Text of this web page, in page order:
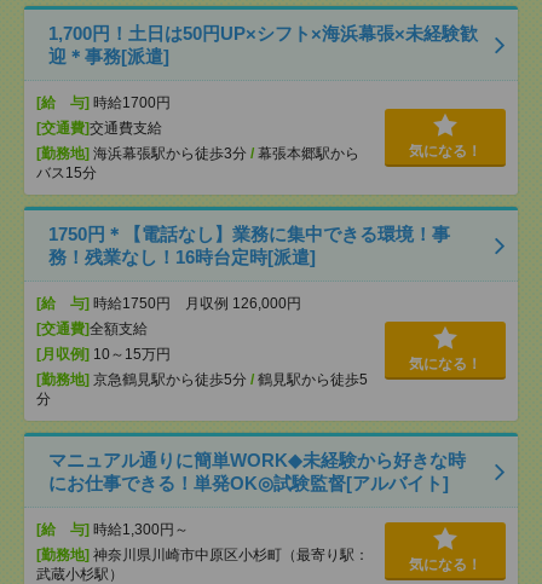
1,700円！土日は50円UP×シフト×海浜幕張×未経験歓
迎＊事務[派遣]
[給 与] 時給1700円
[交通費]交通費支給
[勤務地] 海浜幕張駅から徒歩3分 / 幕張本郷駅から
バス15分
気になる！
1750円＊【電話なし】業務に集中できる環境！事
務！残業なし！16時台定時[派遣]
[給 与] 時給1750円 月収例 126,000円
[交通費]全額支給
[月収例] 10～15万円
[勤務地] 京急鶴見駅から徒歩5分 / 鶴見駅から徒歩5
分
気になる！
マニュアル通りに簡単WORK◆未経験から好きな時
にお仕事できる！単発OK◎試験監督[アルバイト]
[給 与] 時給1,300円～
[勤務地] 神奈川県川崎市中原区小杉町（最寄り駅：
武蔵小杉駅）
気になる！